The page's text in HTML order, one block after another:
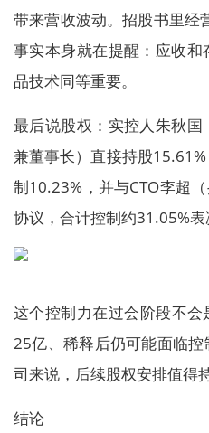
带来营收波动。招股书里经
事实本身就在提醒：应收
品技术同等重要。
最后说股权：实控人朱秋
兼董事长）直接持股
制10.23%，并与CTO李超
协议，合计控制约31.05%表
这个控制力在过会阶段不
25亿、稀释后仍可能面临
司来说，后续股权安排值得
结论